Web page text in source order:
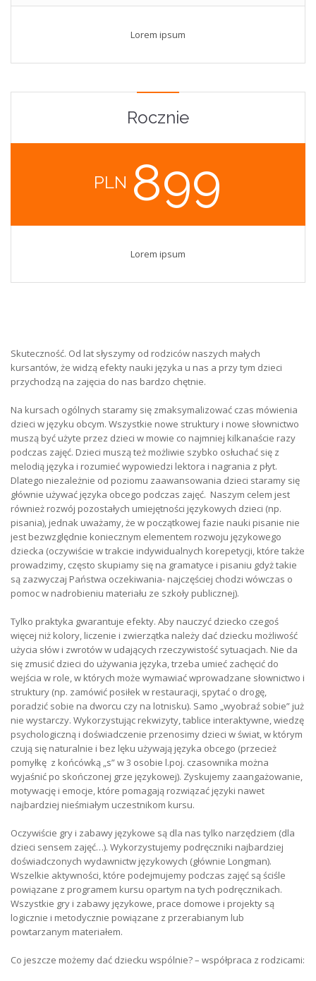
Lorem ipsum
Rocznie
PLN 899
Lorem ipsum
Skuteczność. Od lat słyszymy od rodziców naszych małych
kursantów, że widzą efekty nauki języka u nas a przy tym dzieci
przychodzą na zajęcia do nas bardzo chętnie.
Na kursach ogólnych staramy się zmaksymalizować czas mówienia
dzieci w języku obcym. Wszystkie nowe struktury i nowe słownictwo
muszą być użyte przez dzieci w mowie co najmniej kilkanaście razy
podczas zajęć. Dzieci muszą też możliwie szybko osłuchać się z
melodią języka i rozumieć wypowiedzi lektora i nagrania z płyt.
Dlatego niezależnie od poziomu zaawansowania dzieci staramy się
głównie używać języka obcego podczas zajęć. Naszym celem jest
również rozwój pozostałych umiejętności językowych dzieci (np.
pisania), jednak uważamy, że w początkowej fazie nauki pisanie nie
jest bezwzględnie koniecznym elementem rozwoju językowego
dziecka (oczywiście w trakcie indywidualnych korepetycji, które także
prowadzimy, często skupiamy się na gramatyce i pisaniu gdyż takie
są zazwyczaj Państwa oczekiwania- najczęściej chodzi wówczas o
pomoc w nadrobieniu materiału ze szkoły publicznej).
Tylko praktyka gwarantuje efekty. Aby nauczyć dziecko czegoś
więcej niż kolory, liczenie i zwierzątka należy dać dziecku możliwość
użycia słów i zwrotów w udających rzeczywistość sytuacjach. Nie da
się zmusić dzieci do używania języka, trzeba umieć zachęcić do
wejścia w role, w których może wymawiać wprowadzane słownictwo i
struktury (np. zamówić posiłek w restauracji, spytać o drogę,
poradzić sobie na dworcu czy na lotnisku). Samo „wyobraź sobie” już
nie wystarczy. Wykorzystując rekwizyty, tablice interaktywne, wiedzę
psychologiczną i doświadczenie przenosimy dzieci w świat, w którym
czują się naturalnie i bez lęku używają języka obcego (przecież
pomyłkę z końcówką „s” w 3 osobie l.poj. czasownika można
wyjaśnić po skończonej grze językowej). Zyskujemy zaangażowanie,
motywację i emocje, które pomagają rozwiązać języki nawet
najbardziej nieśmiałym uczestnikom kursu.
Oczywiście gry i zabawy językowe są dla nas tylko narzędziem (dla
dzieci sensem zajęć…). Wykorzystujemy podręczniki najbardziej
doświadczonych wydawnictw językowych (głównie Longman).
Wszelkie aktywności, które podejmujemy podczas zajęć są ściśle
powiązane z programem kursu opartym na tych podręcznikach.
Wszystkie gry i zabawy językowe, prace domowe i projekty są
logicznie i metodycznie powiązane z przerabianym lub
powtarzanym materiałem.
Co jeszcze możemy dać dziecku wspólnie? – współpraca z rodzicami: